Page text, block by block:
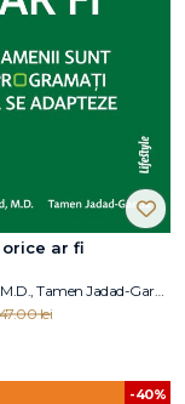
orice ar fi
Alex Jadad M.D., Tamen Jadad-Garcia
47.00 lei
-40%